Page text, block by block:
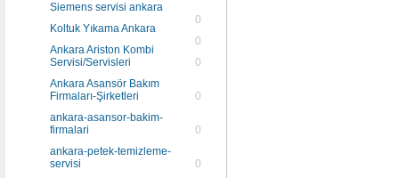
Siemens servisi ankara
0
Koltuk Yıkama Ankara
0
Ankara Ariston Kombi
Servisi/Servisleri
0
Ankara Asansör Bakım
Firmaları-Şirketleri
0
ankara-asansor-bakim-
firmalari
0
ankara-petek-temizleme-
servisi
0